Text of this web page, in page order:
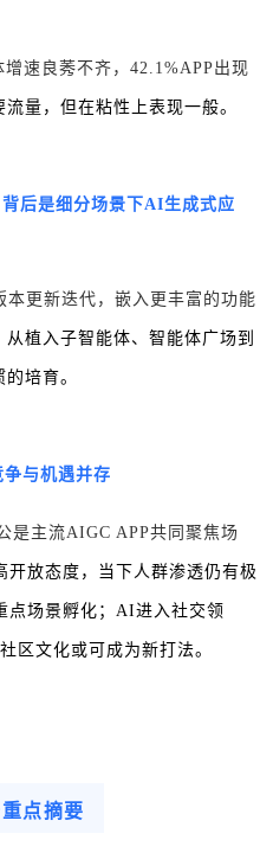
速良莠不齐，42.1%APP出现
量，但在粘性上表现一般。
后是细分场景下AI生成式应
本更新迭代，嵌入更丰富的功能
植入子智能体、智能体广场到
培育。
与机遇并存
是主流AIGC APP共同聚焦场
放态度，当下人群渗透仍有极
场景孵化； AI进入社交领
区文化或可成为新打法。
点摘要